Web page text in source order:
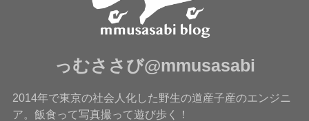
っむささび@mmusasabi
2014年で東京の社会人化した野生の道産子産のエンジニ
ア。飯食って写真撮って遊び歩く！